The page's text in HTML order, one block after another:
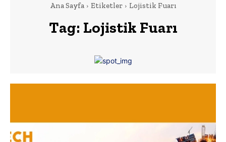
Ana Sayfa Etiketler Lojistik Fuarı
Tag: Lojistik Fuarı